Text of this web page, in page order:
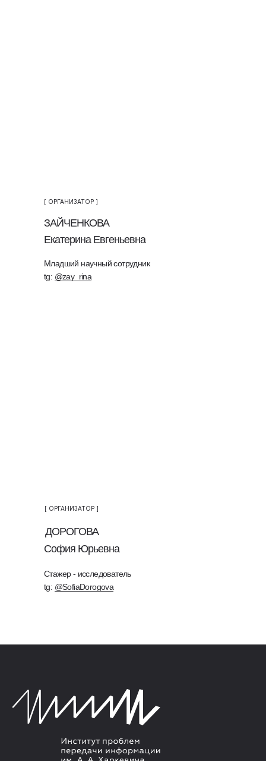
[ ОРГАНИЗАТОР ]
Екатерина Евгеньевна
Младший научный сотрудник
tg: @zay_rina
ЗАЙЧЕНКОВА
Стажер - исследователь
tg: @SofiaDorogova
София Юрьевна
[ ОРГАНИЗАТОР ]
ДОРОГОВА